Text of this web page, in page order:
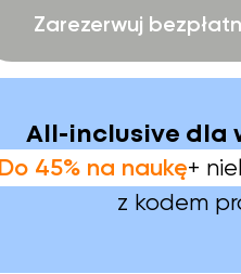
Zarezerwuj
All-inclusive dla
Do 45% na naukę+
z kodem